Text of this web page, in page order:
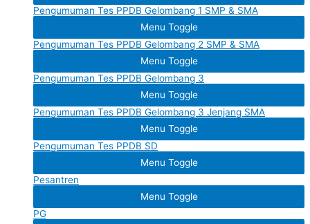
Pengumuman Tes PPDB Gelombang 1 SMP & SMA
Menu Toggle
Pengumuman Tes PPDB Gelombang 2 SMP & SMA
Menu Toggle
Pengumuman Tes PPDB Gelombang 3
Menu Toggle
Pengumuman Tes PPDB Gelombang 3 Jenjang SMA
Menu Toggle
Pengumuman Tes PPDB SD
Menu Toggle
Pesantren
Menu Toggle
PG